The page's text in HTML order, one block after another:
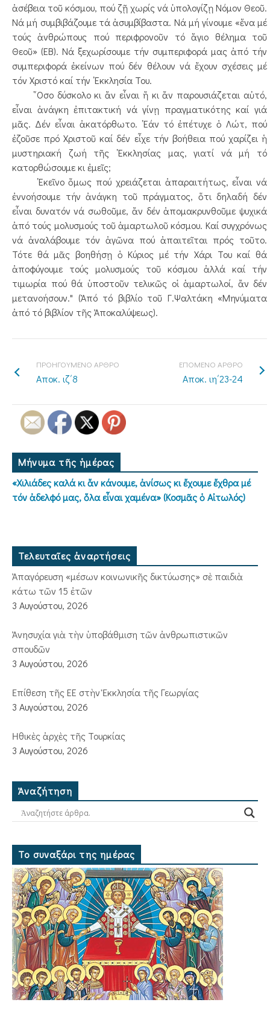
ἀσέβεια τοῦ κόσμου, πού ζῇ χωρίς νά ὑπολογίζῃ Νόμον Θεοῦ.
Νά μή συμβιβάζουμε τά ἀσυμβίβαστα. Νά μή γίνουμε «ἕνα μέ
τούς ἀνθρώπους πού περιφρονοῦν τό ἅγιο θέλημα τοῦ
Θεοῦ» (ΕΒ). Νά ξεχωρίσουμε τήν συμπεριφορά μας ἀπό τήν
συμπεριφορά ἐκείνων πού δέν θέλουν νά ἔχουν σχέσεις μέ
τόν Χριστό καί τήν ᾿Εκκλησία Του.
῞Οσο δύσκολο κι ἄν εἶναι ἤ κι ἄν παρουσιάζεται αὐτό,
εἶναι ἀνάγκη ἐπιτακτική νά γίνῃ πραγματικότης καί γιά
μᾶς. Δέν εἶναι ἀκατόρθωτο. ᾿Εάν τό ἐπέτυχε ὁ Λώτ, πού
ἐζοῦσε πρό Χριστοῦ καί δέν εἶχε τήν βοήθεια πού χαρίζει ἡ
μυστηριακή ζωή τῆς ᾿Εκκλησίας μας, γιατί νά μή τό
κατορθώσουμε κι ἐμεῖς;
᾿Εκεῖνο ὅμως πού χρειάζεται ἀπαραιτήτως, εἶναι νά
ἐννοήσουμε τήν ἀνάγκη τοῦ πράγματος, ὅτι δηλαδή δέν
εἶναι δυνατόν νά σωθοῦμε, ἄν δέν ἀπομακρυνθοῦμε ψυχικά
ἀπό τούς μολυσμούς τοῦ ἁμαρτωλοῦ κόσμου. Καί συγχρόνως
νά ἀναλάβουμε τόν ἀγῶνα πού ἀπαιτεῖται πρός τοῦτο.
Τότε θά μᾶς βοηθήσῃ ὁ Κύριος μέ τήν Χάρι Του καί θά
ἀποφύγουμε τούς μολυσμούς τοῦ κόσμου ἀλλά καί τήν
τιμωρία πού θά ὑποστοῦν τελικῶς οἱ ἁμαρτωλοί, ἄν δέν
μετανοήσουν." (Ἀπό τό βιβλίο τοῦ Γ.Ψαλτάκη «Μηνύματα
ἀπό τό βιβλίον τῆς Ἀποκαλύψεως).
ΠΡΟΗΓΟΥΜΕΝΟ ΑΡΘΡΟ
Αποκ. ιζ΄8
ΕΠΟΜΕΝΟ ΑΡΘΡΟ
Αποκ. ιη΄23-24
Μήνυμα τῆς ἡμέρας
«Χιλιάδες καλά κι ἄν κάνουμε, ἀνίσως κι ἔχουμε ἔχθρα μέ
τόν ἀδελφό μας, ὅλα εἶναι χαμένα» (Κοσμᾶς ὁ Αἰτωλός)
Τελευταῖες ἀναρτήσεις
Ἀπαγόρευση «μέσων κοινωνικῆς δικτύωσης» σὲ παιδιὰ
κάτω τῶν 15 ἐτῶν
3 Αυγούστου, 2026
Ἀνησυχία γιὰ τὴν ὑποβάθμιση τῶν ἀνθρωπιστικῶν
σπουδῶν
3 Αυγούστου, 2026
Ἐπίθεση τῆς ΕΕ στὴν Ἐκκλησία τῆς Γεωργίας
3 Αυγούστου, 2026
Ἠθικὲς ἀρχὲς τῆς Τουρκίας
3 Αυγούστου, 2026
Ἀναζήτηση
Το συναξάρι της ημέρας